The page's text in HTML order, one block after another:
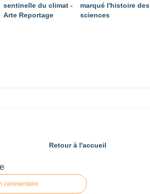
sentinelle du climat -
Arte Reportage
marqué l'histoire des
sciences
Retour à l'accueil
commentaire